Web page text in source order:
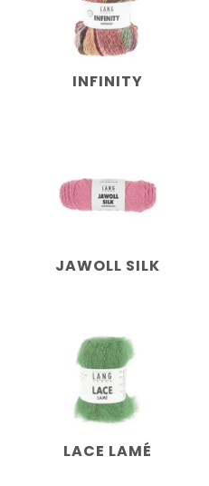
INFINITY
JAWOLL SILK
LACE LAMÉ